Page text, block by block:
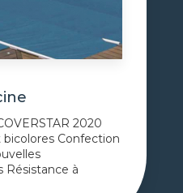
2020
Confection
Résistance à